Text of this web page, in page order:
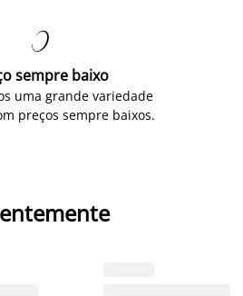

sempre baixo
uma grande variedade
preços sempre baixos.